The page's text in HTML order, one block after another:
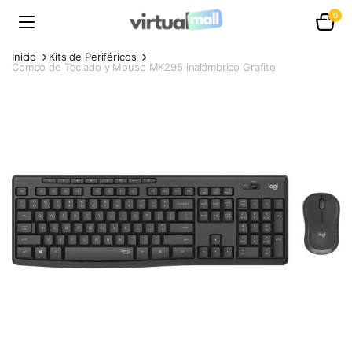
0
Inicio
Kits de Periféricos
Combo de Teclado y Mouse MK295 inalámbrico Grafito